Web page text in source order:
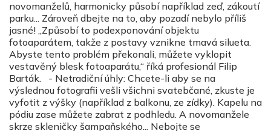
novomanželů, harmonicky působí například zeď, zákoutí
parku... Zároveň dbejte na to, aby pozadí nebylo příliš
jasné! „Způsobí to podexponování objektu
fotoaparátem, takže z postavy vznikne tmavá silueta.
Abyste tento problém překonali, můžete vyklopit
vestavěný blesk fotoaparátu,“ říká profesionál Filip
Barták. - Netradiční úhly: Chcete-li aby se na
výslednou fotografii vešli všichni svatebčané, zkuste je
vyfotit z výšky (například z balkonu, ze zídky). Kapelu na
pódiu zase můžete zabrat z podhledu. A novomanžele
skrze skleničky šampaňského... Nebojte se